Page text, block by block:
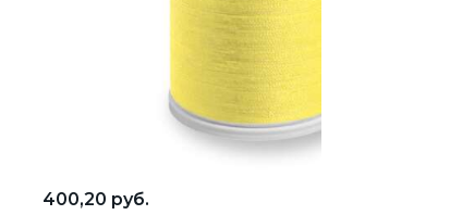
400,20 руб.